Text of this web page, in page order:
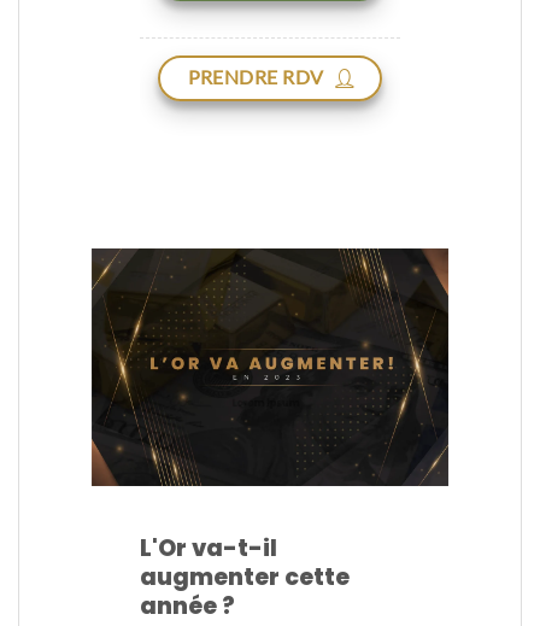
PRENDRE RDV
L'Or va-t-il
augmenter cette
année ?